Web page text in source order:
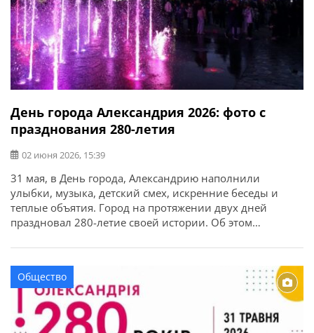
День города Александрия 2026: фото с
празднования 280-летия
02 июня 2026, 15:39
31 мая, в День города, Александрию наполнили
улыбки, музыка, детский смех, искренние беседы и
теплые объятия. Город на протяжении двух дней
праздновал 280-летие своей истории. Об этом
Дня города в Александрии состоялся концерт
молодежных музыкальных групп, который стал ярким
событием и собрал ценителей живой музыки.
Выступления проходили на сцене […]
Общество